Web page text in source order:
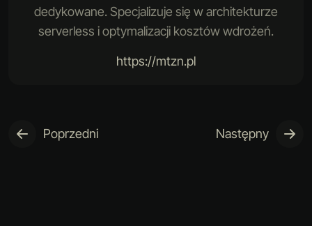
dedykowane. Specjalizuje się w architekturze
serverless i optymalizacji kosztów wdrożeń.
https://mtzn.pl
Poprzedni Następny